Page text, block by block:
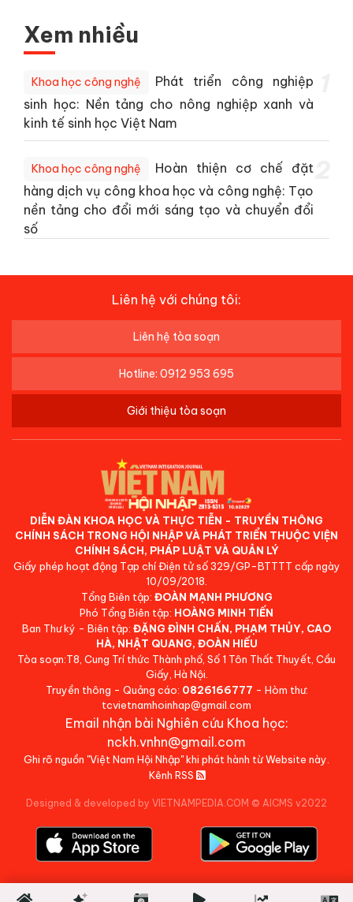
Xem nhiều
Khoa học công nghệ
Phát triển công nghiệp
sinh học: Nền tảng cho nông nghiệp xanh và
kinh tế sinh học Việt Nam
Khoa học công nghệ
Hoàn thiện cơ chế đặt
hàng dịch vụ công khoa học và công nghệ: Tạo
nền tảng cho đổi mới sáng tạo và chuyển đổi
số
Liên hệ với chúng tôi:
Liên hệ tòa soạn
Hotline: 0912 953 695
Giới thiệu tòa soạn
DIỄN ĐÀN KHOA HỌC VÀ THỰC TIỄN - TRUYỀN THÔNG
CHÍNH SÁCH TRONG HỘI NHẬP VÀ PHÁT TRIỂN THUỘC VIỆN
CHÍNH SÁCH, PHÁP LUẬT VÀ QUẢN LÝ
Giấy phép hoạt động Tạp chí Điện tử số 329/GP-BTTTT cấp ngày
10/09/2018.
Tổng Biên tập: ĐOÀN MẠNH PHƯƠNG
Phó Tổng Biên tập: HOÀNG MINH TIẾN
Ban Thư ký - Biên tập: ĐẶNG ĐÌNH CHẤN, PHẠM THỦY, CAO
HÀ, NHẬT QUANG, ĐOÀN HIẾU
Tòa soạn:T8, Cung Trí thức Thành phố, Số 1 Tôn Thất Thuyết, Cầu
Giấy, Hà Nội.
Truyền thông - Quảng cáo: 0826166777 - Hòm thư:
tcvietnamhoinhap@gmail.com
Email nhận bài Nghiên cứu Khoa học:
nckh.vnhn@gmail.com
Ghi rõ nguồn "Việt Nam Hội Nhập" khi phát hành từ Website này.
Kênh RSS
Designed & developed by VIETNAMPEDIA.COM © AICMS v2022